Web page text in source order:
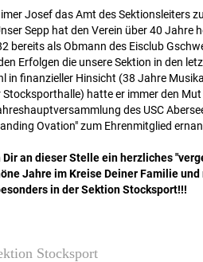
Josef das Amt des Sektionsleiters
Sepp hat den Verein über 40 Jahre
bereits als Obmann des Eisclub
Erfolgen die unsere Sektion in den
in finanzieller Hinsicht (38 Jahre
hatte er immer den
des USC
Ovation" zum Ehrenmitglied
an dieser Stelle ein herzliches
Jahre im Kreise Deiner Familie
in der Sektion Stocksport!!!
Stocksport